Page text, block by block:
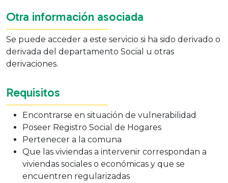
Otra información asociada
Se puede acceder a este servicio si ha sido derivado o
derivada del departamento Social u otras
derivaciones.
Requisitos
Encontrarse en situación de vulnerabilidad
Poseer Registro Social de Hogares
Pertenecer a la comuna
Que las viviendas a intervenir correspondan a
viviendas sociales o económicas y que se
encuentren regularizadas